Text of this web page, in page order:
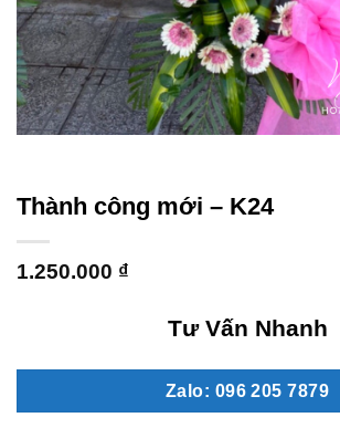
Thành công mới – K24
1.250.000 ₫
Tư Vấn Nhanh
Zalo: 096 205 7879